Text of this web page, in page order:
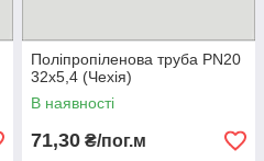
Поліпропіленова труба PN20
32х5,4 (Чехія)
В наявності
71,30 ₴/пог.м